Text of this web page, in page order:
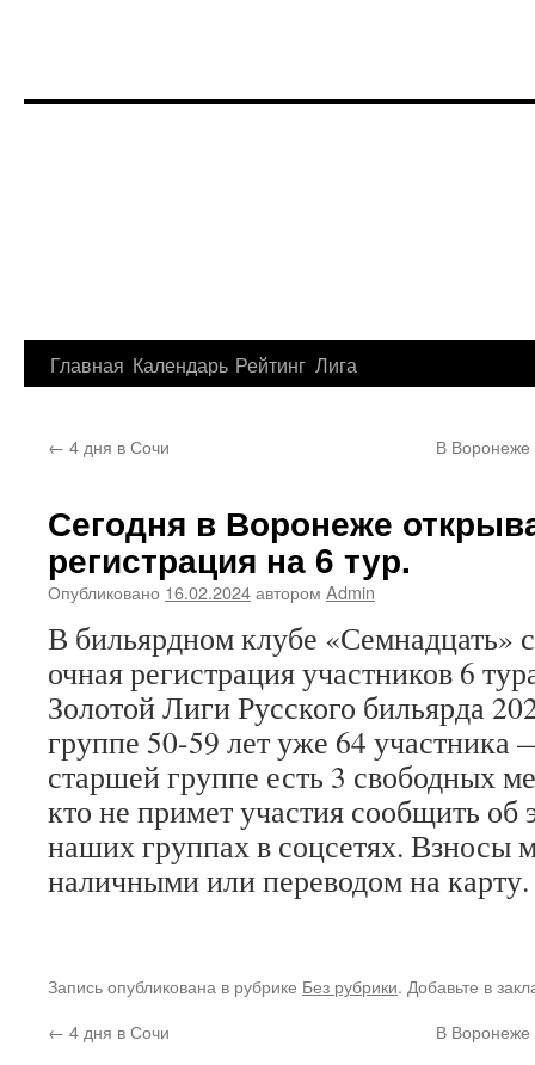
Перейти
содержимому
Главная Календарь Рейтинг Лига
← 4 дня в Сочи В Воронеже
Сегодня в Воронеже
регистрация на 6 тур.
Опубликовано 16.02.2024автором Admin
В бильярдном клубе «Семнадцать»
очная регистрация участников 6
Золотой Лиги Русского бильярда
группе 50-59 лет уже 64 участника
старшей группе есть 3 свободных
кто не примет участия сообщить об
наших группах в соцсетях. Взносы
наличными или переводом на карту.
Запись опубликована в рубрике Без рубрики. Добавьте в
← 4 дня в Сочи В Воронеже